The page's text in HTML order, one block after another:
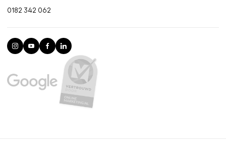
0182 342 062